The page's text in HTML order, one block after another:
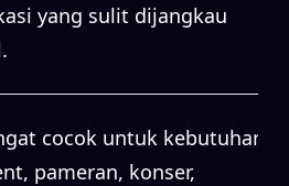
yang sulit dijangkau
cocok untuk kebutuhan
pameran, konser,